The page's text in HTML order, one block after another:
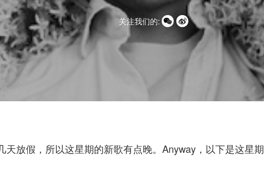
关注我们的:
天放假，所以这星期的新歌有点晚。Anyway，以下是这星